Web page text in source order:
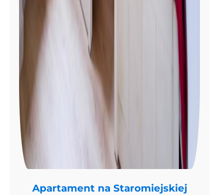
Apartament na Staromiejskiej